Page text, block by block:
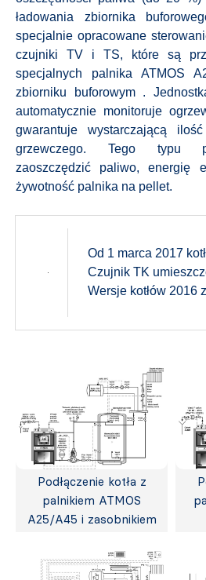
ładowania zbiornika
specjalnie opracowane
czujniki TV i TS, które są
specjalnych palnika ATMOS
zbiorniku buforowym .
automatycznie monitoruje
gwarantuje wystarczającą
grzewczego. Tego typu
zaoszczędzić paliwo, energię
żywotność palnika na pellet.
Od 1 marca 2017
Czujnik TK
Wersje kotłów 2016
Podłączenie kotła z
palnikiem ATMOS
A25/A45 i zasobnikiem